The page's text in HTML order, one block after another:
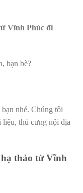
Vĩnh Phúc đi
bạn bè?
nhé. Chúng tôi
liệu, thú cưng nội địa
thảo từ Vĩnh